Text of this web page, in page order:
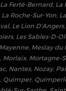
La Ferté-Bernard, La
La Roche-Sur-Yon,
, Le Lion D'Angers,
, Les Sables-D-
Mayenne, Meslay du
, Morlaix, Mortagne-
, Nantes, Nozay,
, Quimper,